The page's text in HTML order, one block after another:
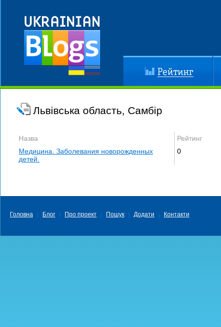
Рейтинг
Львівська область, Самбір
Назва
Рейтинг
Медицина. Заболевания новорожденных
детей.
0
Головна Блог Про проект Пошук Додати Контакти